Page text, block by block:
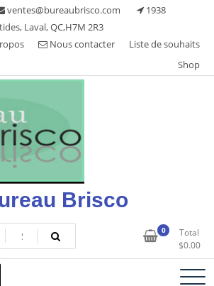
ventes@bureaubrisco.com
1938
Laval, QC,H7M 2R3
Nous contacter
Liste de souhaits
Shop
Brisco
0
Total
$0.00